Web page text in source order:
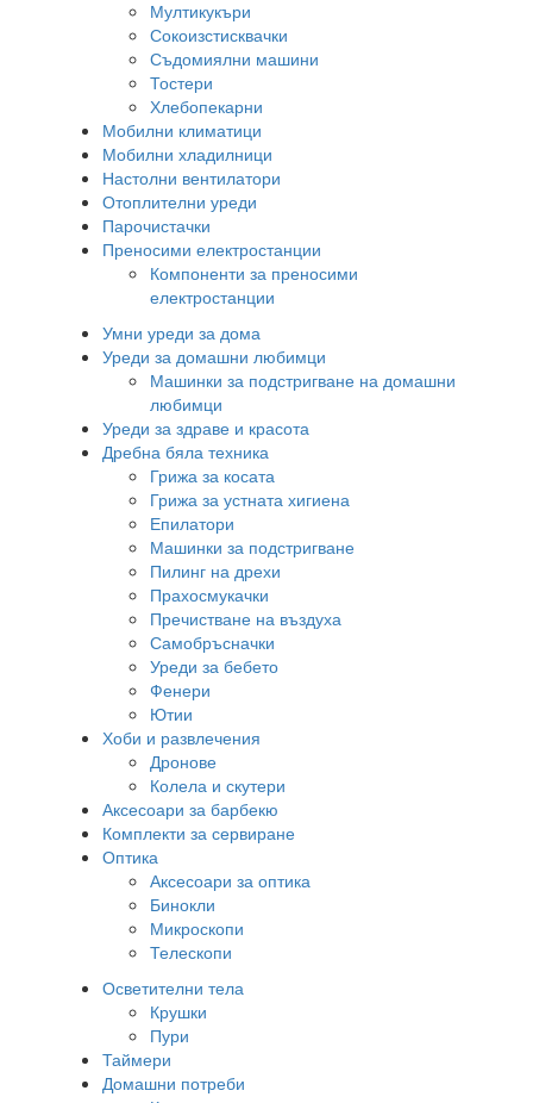
Мултикукъри
Сокоизстисквачки
Съдомиялни машини
Тостери
Хлебопекарни
Мобилни климатици
Мобилни хладилници
Настолни вентилатори
Отоплителни уреди
Парочистачки
Преносими електростанции
Компоненти за преносими
електростанции
Умни уреди за дома
Уреди за домашни любимци
Машинки за подстригване на домашни
любимци
Уреди за здраве и красота
Дребна бяла техника
Грижа за косата
Грижа за устната хигиена
Епилатори
Машинки за подстригване
Пилинг на дрехи
Прахосмукачки
Пречистване на въздуха
Самобръсначки
Уреди за бебето
Фенери
Ютии
Хоби и развлечения
Дронове
Колела и скутери
Аксесоари за барбекю
Комплекти за сервиране
Оптика
Аксесоари за оптика
Бинокли
Микроскопи
Телескопи
Осветителни тела
Крушки
Пури
Таймери
Домашни потреби